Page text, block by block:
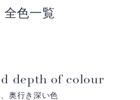
全色一覧
depth of colour
奥行き深い色